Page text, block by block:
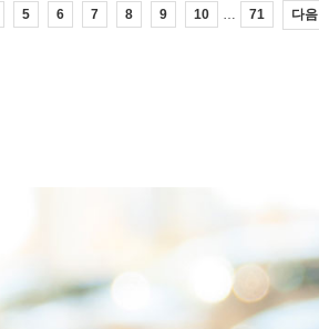
5 6 7 8 9 10 71 다음